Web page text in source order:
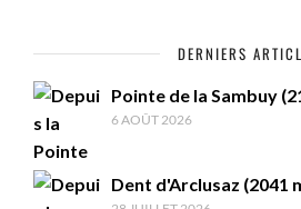
DERNIERS
Pointe de la Sambuy
6 AOÛT 2026
Dent d'Arclusaz (2041